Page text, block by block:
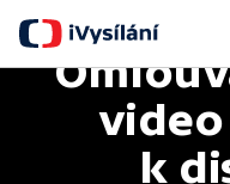
video
k